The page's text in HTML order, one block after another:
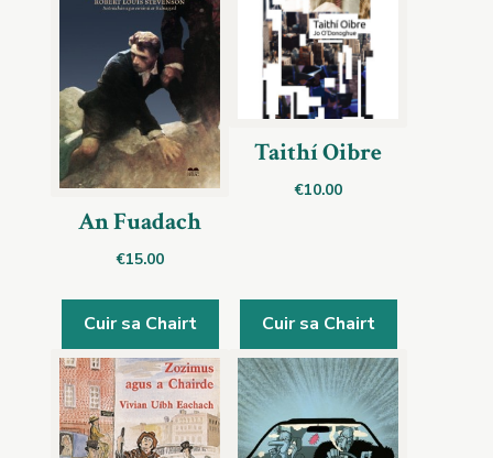
An Fuadach
€15.00
Cuir sa Chairt
Taithí Oibre
€10.00
Cuir sa Chairt